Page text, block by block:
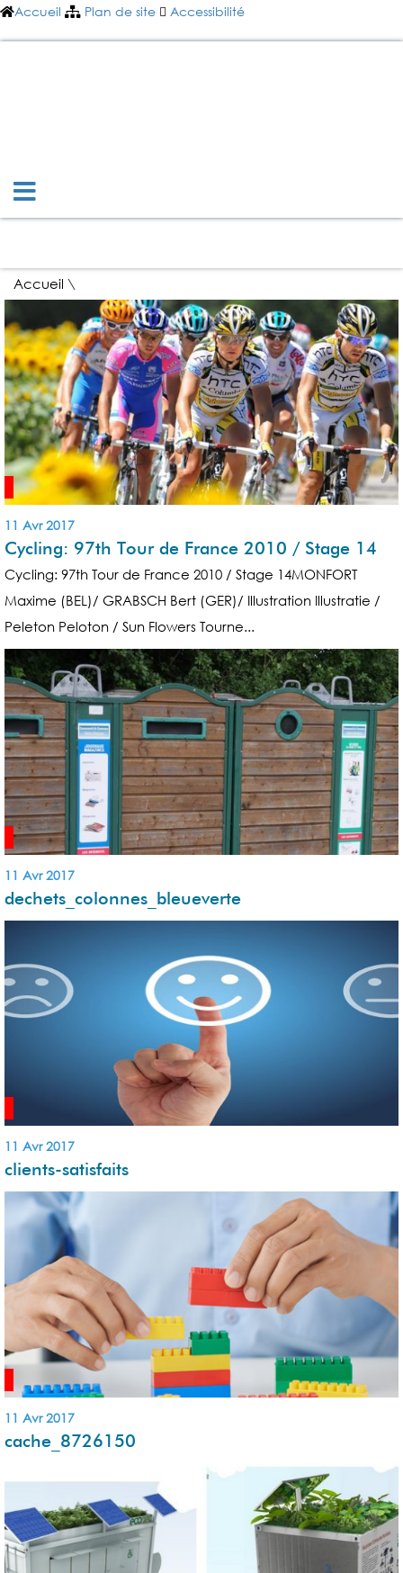
Accueil Plan de site Accessibilité
LA VIE MUNICIPALE
Accueil \
11 Avr 2017
Cycling: 97th Tour de France 2010 / Stage 14
Cycling: 97th Tour de France 2010 / Stage 14MONFORT
Maxime (BEL)/ GRABSCH Bert (GER)/ Illustration Illustratie /
Peleton Peloton / Sun Flowers Tourne...
11 Avr 2017
dechets_colonnes_bleueverte
11 Avr 2017
clients-satisfaits
11 Avr 2017
cache_8726150